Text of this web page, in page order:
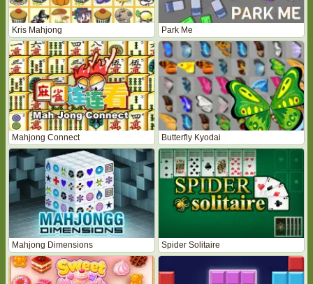
Kris Mahjong Park Me
Mahjong Connect Butterfly Kyodai
Mahjong Dimensions Spider Solitaire